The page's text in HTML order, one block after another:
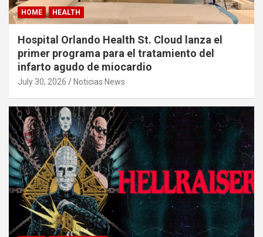
HOME HEALTH
Hospital Orlando Health St. Cloud lanza el
primer programa para el tratamiento del
infarto agudo de miocardio
July 30, 2026 Noticias News